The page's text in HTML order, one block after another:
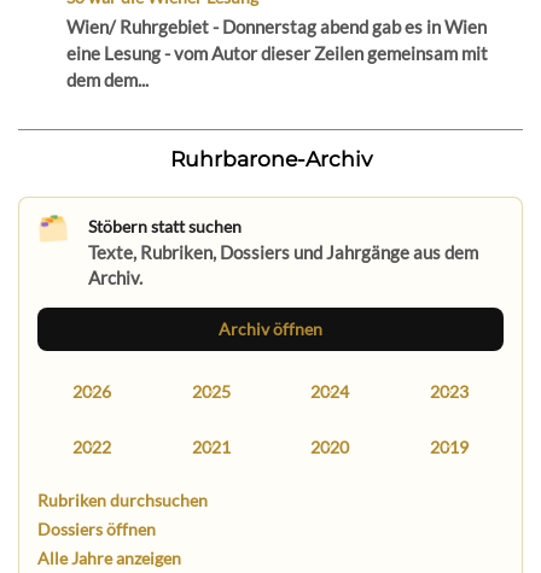
Wien/ Ruhrgebiet - Donnerstag abend gab es in Wien
eine Lesung - vom Autor dieser Zeilen gemeinsam mit
dem dem...
Ruhrbarone-Archiv
Stöbern statt suchen
Texte, Rubriken, Dossiers und Jahrgänge aus dem
Archiv.
Archiv öffnen
2026 2025 2024 2023
2022 2021 2020 2019
Rubriken durchsuchen
Dossiers öffnen
Alle Jahre anzeigen